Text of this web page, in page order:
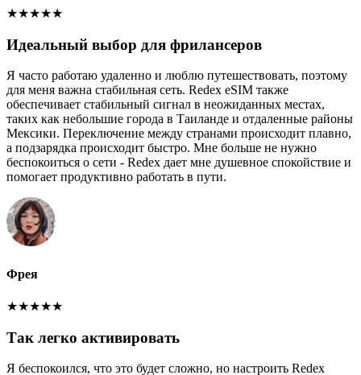
★★★★★
Идеальный выбор для фрилансеров
Я часто работаю удаленно и люблю путешествовать, поэтому
для меня важна стабильная сеть. Redex eSIM также
обеспечивает стабильный сигнал в неожиданных местах,
таких как небольшие города в Таиланде и отдаленные районы
Мексики. Переключение между странами происходит плавно,
а подзарядка происходит быстро. Мне больше не нужно
беспокоиться о сети - Redex дает мне душевное спокойствие и
помогает продуктивно работать в пути.
Фрея
★★★★★
Так легко активировать
Я беспокоился, что это будет сложно, но настроить Redex